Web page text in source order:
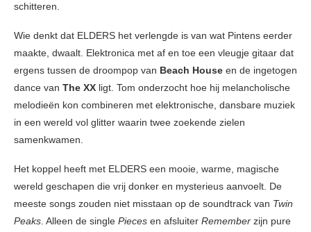
schitteren.
Wie denkt dat ELDERS het verlengde is van wat Pintens eerder
maakte, dwaalt. Elektronica met af en toe een vleugje gitaar dat
ergens tussen de droompop van Beach House en de ingetogen
dance van The XX ligt. Tom onderzocht hoe hij melancholische
melodieën kon combineren met elektronische, dansbare muziek
in een wereld vol glitter waarin twee zoekende zielen
samenkwamen.
Het koppel heeft met ELDERS een mooie, warme, magische
wereld geschapen die vrij donker en mysterieus aanvoelt. De
meeste songs zouden niet misstaan op de soundtrack van Twin
Peaks. Alleen de single Pieces en afsluiter Remember zijn pure